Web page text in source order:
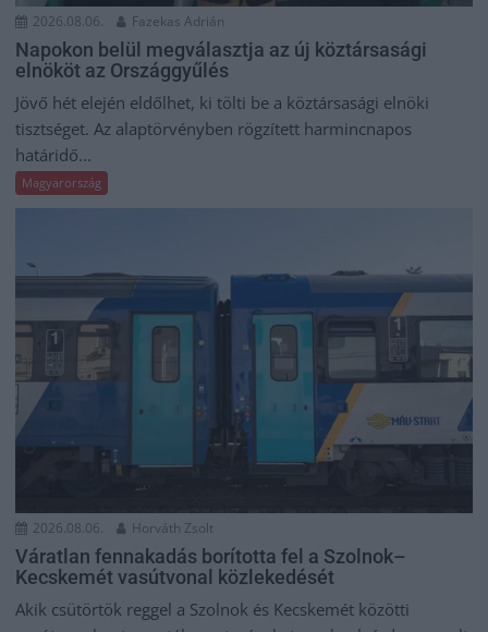
2026.08.06. Fazekas Adrián
Napokon belül megválasztja az új köztársasági
elnököt az Országgyűlés
Jövő hét elején eldőlhet, ki tölti be a köztársasági elnöki
tisztséget. Az alaptörvényben rögzített harmincnapos
határidő...
Magyarország
2026.08.06. Horváth Zsolt
Váratlan fennakadás borította fel a Szolnok–
Kecskemét vasútvonal közlekedését
Akik csütörtök reggel a Szolnok és Kecskemét közötti